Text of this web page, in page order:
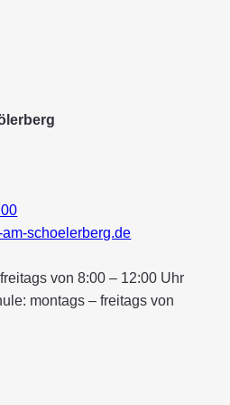
schoelerberg.de
von 8:00 – 12:00 Uhr
montags – freitags von